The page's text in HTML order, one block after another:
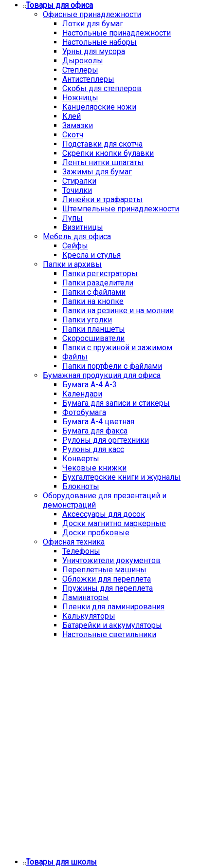
Товары для офиса
Офисные принадлежности
Лотки для бумаг
Настольные принадлежности
Настольные наборы
Урны для мусора
Дыроколы
Степлеры
Антистеплеры
Скобы для степлеров
Ножницы
Канцелярские ножи
Клей
Замазки
Скотч
Подставки для скотча
Скрепки кнопки булавки
Ленты нитки шпагаты
Зажимы для бумаг
Стиралки
Точилки
Линейки и трафареты
Штемпельные принадлежности
Лупы
Визитницы
Мебель для офиса
Сейфы
Кресла и стулья
Папки и архивы
Папки регистраторы
Папки разделители
Папки с файлами
Папки на кнопке
Папки на резинке и на молнии
Папки уголки
Папки планшеты
Скоросшиватели
Папки с пружиной и зажимом
Файлы
Папки портфели с файлами
Бумажная продукция для офиса
Бумага А-4 А-3
Календари
Бумага для записи и стикеры
Фотобумага
Бумага А-4 цветная
Бумага для факса
Рулоны для оргтехники
Рулоны для касс
Конверты
Чековые книжки
Бухгалтерские книги и журналы
Блокноты
Оборудование для презентаций и
демонстраций
Аксессуары для досок
Доски магнитно маркерные
Доски пробковые
Офисная техника
Телефоны
Уничтожители документов
Переплетные машины
Обложки для переплета
Пружины для переплета
Ламинаторы
Пленки для ламинирования
Калькуляторы
Батарейки и аккумуляторы
Настольные светильники
Товары для школы